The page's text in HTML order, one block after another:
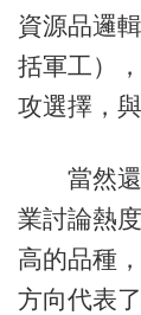
資源品邏
括軍工）
攻選擇，
當然還
業討論熱
高的品種
方向代表